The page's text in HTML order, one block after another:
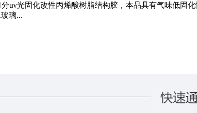
uv光固化改性丙烯酸树脂结构胶，本品具有气味低
璃...